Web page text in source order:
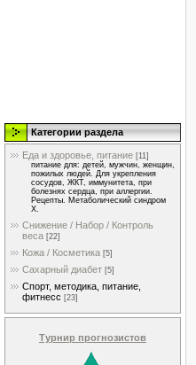
Категории раздела
Еда и здоровье, питание [11]
питание для: детей, мужчин, женщин,
пожилых людей. Для укрепления
сосудов, ЖКТ, иммунитета, при
болезнях сердца, при аллергии.
Рецепты. Метаболический синдром
Х.
Снижение / Набор / Контроль
веса [22]
Кожа / Косметика [5]
Сахарный диабет [5]
Спорт, методика, питание,
фитнесс [23]
Турнир прогнозистов